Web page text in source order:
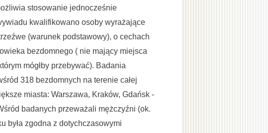
stosowanie jednocześnie
kwalifikowano osoby wyrażające
(warunek podstawowy), o cechach
bezdomnego ( nie mający miejsca
mógłby przebywać). Badania
318 bezdomnych na terenie całej
miasta: Warszawa, Kraków, Gdańsk -
badanych przeważali mężczyźni (ok.
była zgodna z dotychczasowymi